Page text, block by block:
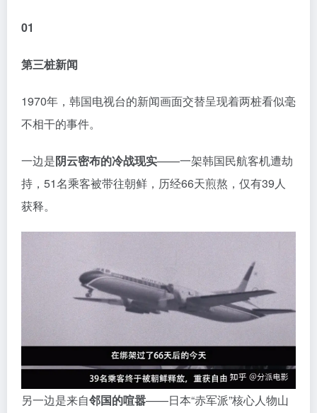
01
第三桩新闻
1970年，韩国电视台的新闻画面交替呈现着两桩看似毫
不相干的事件。
一边是阴云密布的冷战现实——一架韩国民航客机遭劫
持，51名乘客被带往朝鲜，历经66天煎熬，仅有39人
获释。
另一边是来自邻国的喧嚣——日本“赤军派”核心人物山